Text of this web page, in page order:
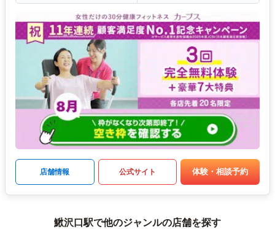
店舗情報 公式サイト 体験・相談予約
鰍沢口駅で他のジャンルの店舗を探す